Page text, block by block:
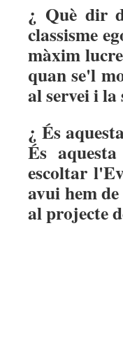
¿ Què dir
classisme
màxim
quan se'l
al servei i
¿ És
És
escoltar
avui hem
al projecte